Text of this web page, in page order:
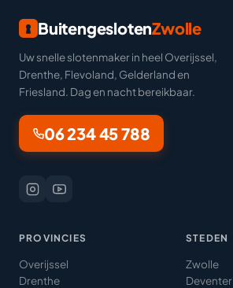
BuitengeslotenZwolle
Uw snelle slotenmaker in heel Overijssel,
Drenthe, Flevoland, Gelderland en
Friesland. Dag en nacht bereikbaar.
06 234 45 788
PROVINCIES
Overijssel
Drenthe
STEDEN
Zwolle
Deventer